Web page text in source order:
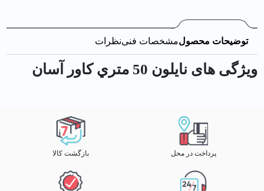
توضیحات محصولمشخصات فنینظرات
ویژگی های نايلون 50 متري كاور آسان
پرداخت در محل بازگشت کالا